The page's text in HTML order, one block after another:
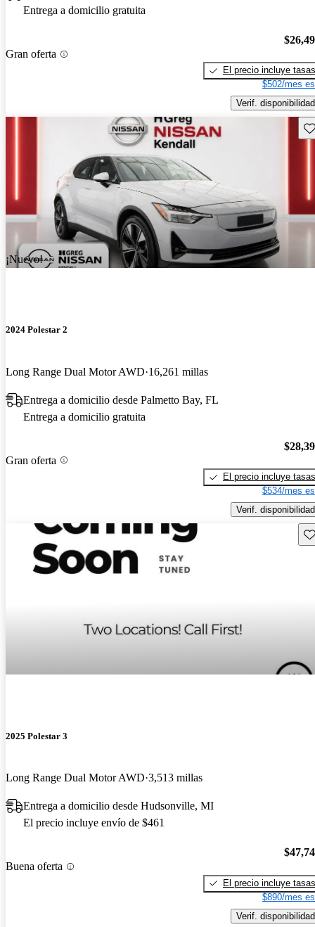
Entrega a domicilio gratuita
Gran oferta
El precio incluye tasas
$502/mes
Verif. disponibilidad
¡Nuevo!
2024 Polestar 2
Long Range Dual Motor AWD 16,261 millas
Entrega a domicilio desde Palmetto Bay, FL
Entrega a domicilio gratuita
Gran oferta
El precio incluye tasas
$534/mes
Verif. disponibilidad
2025 Polestar 3
Long Range Dual Motor AWD 3,513 millas
Entrega a domicilio desde Hudsonville, MI
El precio incluye envío de $461
Buena oferta
El precio incluye tasas
$890/mes
Verif. disponibilidad